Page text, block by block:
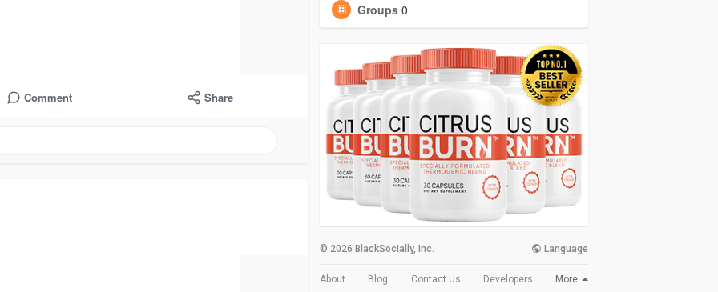
Comment Share
Groups 0
© 2026 BlackSocially, Inc. Language
About Blog Contact Us Developers More